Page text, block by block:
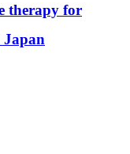
therapy for
Japan